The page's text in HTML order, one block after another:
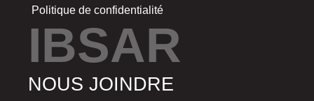
Politique de confidentialité
IBSAR
NOUS JOINDRE